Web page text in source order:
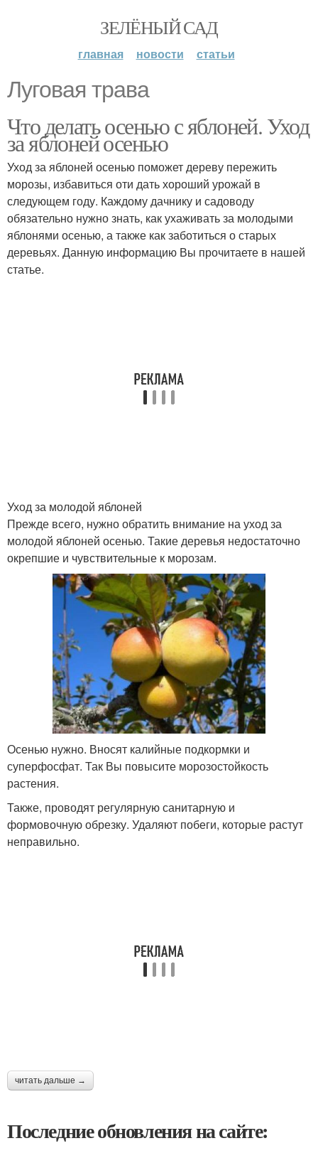
ЗЕЛЁНЫЙ САД
главная новости статьи
Луговая трава
Что делать осенью с яблоней. Уход
за яблоней осенью
Уход за яблоней осенью поможет дереву пережить
морозы, избавиться оти дать хороший урожай в
следующем году. Каждому дачнику и садоводу
обязательно нужно знать, как ухаживать за молодыми
яблонями осенью, а также как заботиться о старых
деревьях. Данную информацию Вы прочитаете в нашей
статье.
Уход за молодой яблоней
Прежде всего, нужно обратить внимание на уход за
молодой яблоней осенью. Такие деревья недостаточно
окрепшие и чувствительные к морозам.
Осенью нужно. Вносят калийные подкормки и
суперфосфат. Так Вы повысите морозостойкость
растения.
Также, проводят регулярную санитарную и
формовочную обрезку. Удаляют побеги, которые растут
неправильно.
читать дальше →
Последние обновления на сайте: